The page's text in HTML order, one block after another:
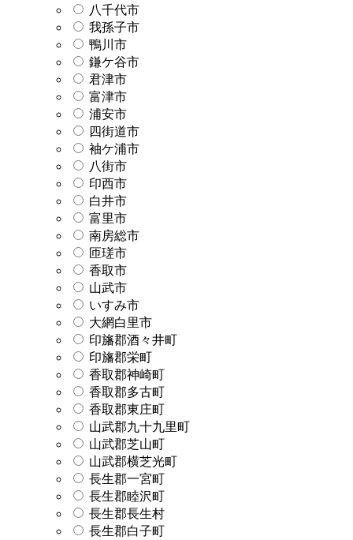
八千代市
我孫子市
鴨川市
鎌ケ谷市
君津市
富津市
浦安市
四街道市
袖ケ浦市
八街市
印西市
白井市
富里市
南房総市
匝瑳市
香取市
山武市
いすみ市
大網白里市
印旛郡酒々井町
印旛郡栄町
香取郡神崎町
香取郡多古町
香取郡東庄町
山武郡九十九里町
山武郡芝山町
山武郡横芝光町
長生郡一宮町
長生郡睦沢町
長生郡長生村
長生郡白子町